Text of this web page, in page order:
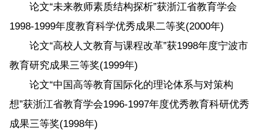
论文“未来教师素质结构探析”获浙江省教育学会
1998-1999年度教育科学优秀成果二等奖(2000年)
论文“高校人文教育与课程改革”获1998年度宁波市
教育研究成果三等奖(1999年)
论文“中国高等教育国际化的理论体系与对策构
想”获浙江省教育学会1996-1997年度优秀教育科研优秀
成果三等奖(1998年)